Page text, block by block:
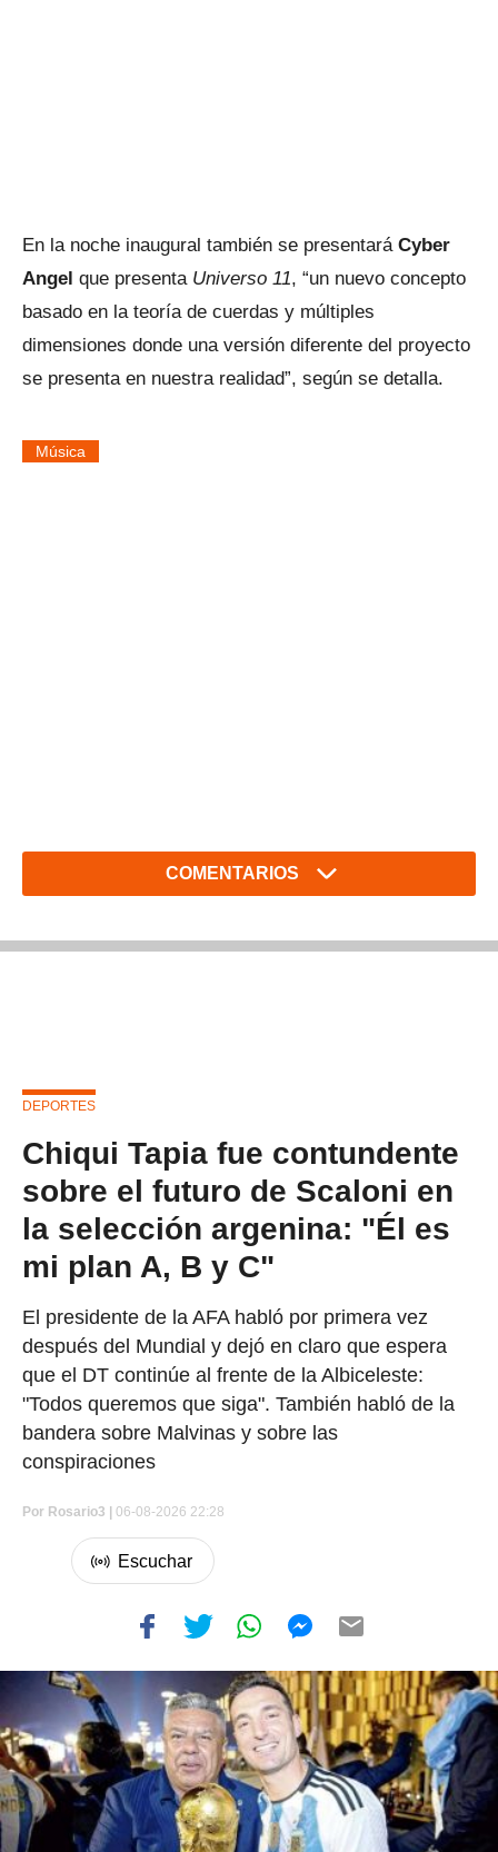
En la noche inaugural también se presentará Cyber
Angel que presenta Universo 11, “un nuevo concepto
basado en la teoría de cuerdas y múltiples
dimensiones donde una versión diferente del proyecto
se presenta en nuestra realidad”, según se detalla.
Música
COMENTARIOS